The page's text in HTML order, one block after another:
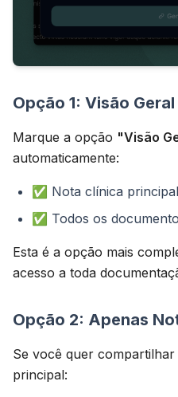
Opção 1: Visão
Marque a opção "Visão
automaticamente:
✅ Nota clínica principal
✅ Todos os
Esta é a opção mais
acesso a toda
Opção 2: Apenas
Se você quer
principal: